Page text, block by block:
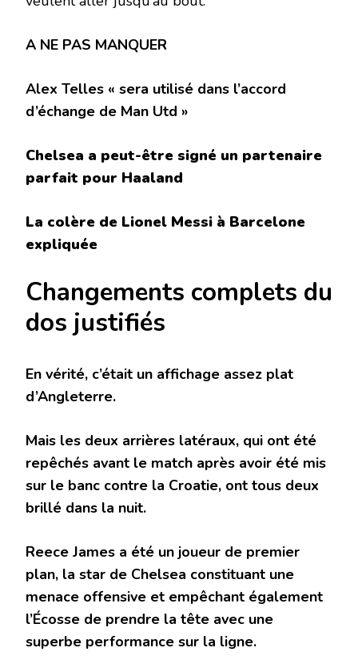
A NE PAS MANQUER
Alex Telles « sera utilisé dans l’accord
d’échange de Man Utd »
Chelsea a peut-être signé un partenaire
parfait pour Haaland
La colère de Lionel Messi à Barcelone
expliquée
Changements complets du
dos justifiés
En vérité, c’était un affichage assez plat
d’Angleterre.
Mais les deux arrières latéraux, qui ont été
repêchés avant le match après avoir été mis
sur le banc contre la Croatie, ont tous deux
brillé dans la nuit.
Reece James a été un joueur de premier
plan, la star de Chelsea constituant une
menace offensive et empêchant également
l’Écosse de prendre la tête avec une
superbe performance sur la ligne.